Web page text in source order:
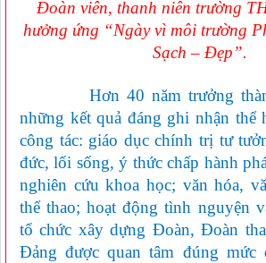
Đoàn viên, thanh niên trường
hưởng ứng “Ngày vì môi trường
Sạch – Đẹp”.
Hơn 40 năm trưởng thành
những kết quả đáng ghi nhận thể
công tác: giáo dục chính trị tư
đức, lối sống, ý thức chấp hành
nghiên cứu khoa học; văn hóa,
thể thao; hoạt động tình nguyện
tổ chức xây dựng Đoàn, Đoàn
Đảng được quan tâm đúng mức